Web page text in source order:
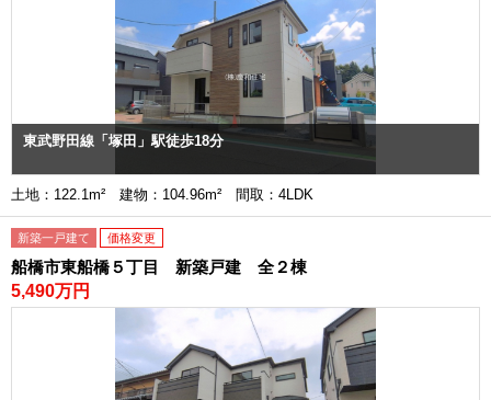
東武野田線「塚田」駅徒歩18分
土地：122.1m² 建物：104.96m² 間取：4LDK
新築一戸建て 価格変更
船橋市東船橋５丁目 新築戸建 全２棟
5,490万円